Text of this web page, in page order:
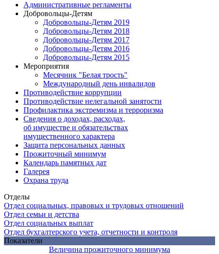
Административные регламенты
Добровольцы-Детям
Добровольцы-Детям 2019
Добровольцы-Детям 2018
Добровольцы-Детям 2017
Добровольцы-Детям 2016
Добровольцы-Детям 2015
Мероприятия
Месячник "Белая трость"
Международный день инвалидов
Противодействие коррупции
Противодействие нелегальной занятости
Профилактика экстремизма и терроризма
Сведения о доходах, расходах,
об имуществе и обязательствах
имущественного характера
Защита персональных данных
Прожиточный минимум
Календарь памятных дат
Галерея
Охрана труда
Отделы
Отдел социальных, правовых и трудовых отношений
Отдел семьи и детства
Отдел социальных выплат
Отдел бухгалтерского учета, отчетности и контроля
Показатели
Величина прожиточного минимума